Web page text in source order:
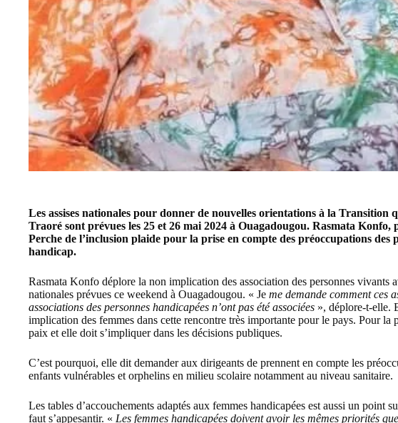
Les assises nationales pour donner de nouvelles orientations à la
Traoré sont prévues les 25 et 26 mai 2024 à Ouagadougou. Rasmata Konfo,
Perche de l’inclusion plaide pour la prise en compte des préoccupations des
handicap.
Rasmata Konfo déplore la non implication des association des personnes vivants
nationales prévues ce weekend à Ouagadougou. « Je me demande comment ces
associations des personnes handicapées n’ont pas été associées », déplore-t-elle.
implication des femmes dans cette rencontre très importante pour le pays. Pour la
paix et elle doit s’impliquer dans les décisions publiques.
C’est pourquoi, elle dit demander aux dirigeants de prennent en compte les
enfants vulnérables et orphelins en milieu scolaire notamment au niveau sanitaire.
Les tables d’accouchements adaptés aux femmes handicapées est aussi un point
faut s’appesantir. « Les femmes handicapées doivent avoir les mêmes priorités